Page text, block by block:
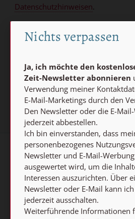
Datenschutzhinweisen.
E-MAIL
AGB und
Barrierefreiheit
Vertrag
Nichts verpassen
Ja, ich möchte den
Zeit-Newsletter abonnieren
Verwendung meiner
E-Mail-Marketings durch den
Den Newsletter oder die E-
jederzeit abbestellen.
Ich bin einverstanden, dass
personenbezogenes
Newsletter und E-Mail-
ausgewertet wird, um die
Interessen auszurichten. Über
Newsletter oder E-Mail kann
jederzeit ausschalten.
Weiterführende Informationen